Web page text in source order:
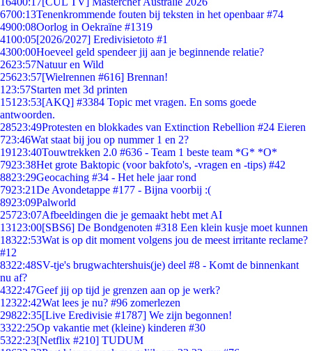
6700:13Tenenkrommende fouten bij teksten in het openbaar #74
4900:08Oorlog in Oekraïne #1319
4100:05[2026/2027] Eredivisietoto #1
4300:00Hoeveel geld spendeer jij aan je beginnende relatie?
2623:57Natuur en Wild
25623:57[Wielrennen #616] Brennan!
1 23:57Starten met 3d printen
151 23:53[AKQ] #3384 Topic met vragen. En soms goede
antwoorden.
28523:49Protesten en blokkades van Extinction Rebellion #24 Eieren
723:46Wat staat bij jou op nummer 1 en 2?
191 23:40Touwtrekken 2.0 #636 - Team 1 beste team *G* *O*
7923:38Het grote Baktopic (voor bakfoto's, -vragen en -tips) #42
8823:29Geocaching #34 - Het hele jaar rond
7923:21De Avondetappe #177 - Bijna voorbij :(
8923:09Palworld
25723:07Afbeeldingen die je gemaakt hebt met AI
131 23:00[SBS6] De Bondgenoten #318 Een klein kusje moet kunnen
18322:53Wat is op dit moment volgens jou de meest irritante reclame?
#12
8322:48SV-tje's brugwachtershuis(je) deel #8 - Komt de binnenkant
nu af?
4322:47Geef jij op tijd je grenzen aan op je werk?
12322:42Wat lees je nu? #96 zomerlezen
29822:35[Live Eredivisie #1787] We zijn begonnen!
3322:25Op vakantie met (kleine) kinderen #30
5322:23[Netflix #210] TUDUM